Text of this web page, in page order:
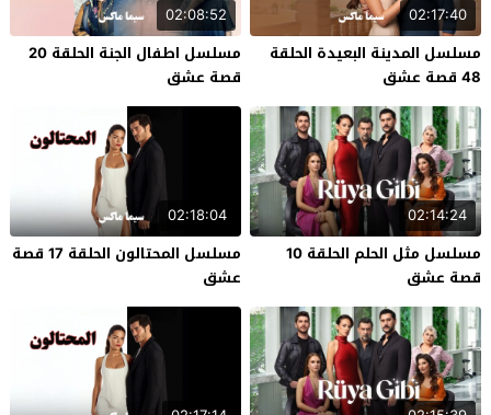
02:17:40
مسلسل المدينة البعيدة الحلقة
48 قصة عشق
02:08:52
مسلسل اطفال الجنة الحلقة 20
قصة عشق
02:14:24
مسلسل مثل الحلم الحلقة 10
قصة عشق
02:18:04
مسلسل المحتالون الحلقة 17 قصة
عشق